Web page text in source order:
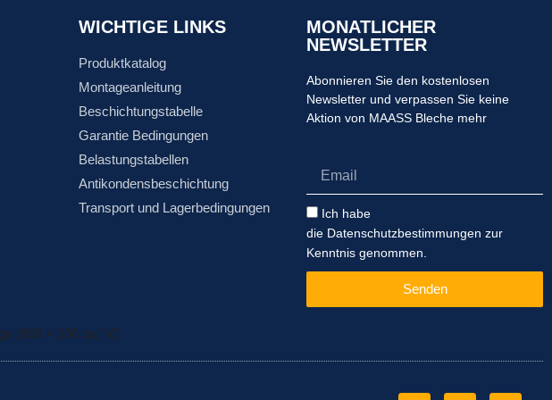
WICHTIGE LINKS
Produktkatalog
Montageanleitung
Beschichtungstabelle
Garantie Bedingungen
Belastungstabellen
Antikondensbeschichtung
Transport und Lagerbedingungen
MONATLICHER
NEWSLETTER
Abonnieren Sie den kostenlosen
Newsletter und verpassen Sie keine
Aktion von MAASS Bleche mehr
Email
Datenschutzbestimmungen
Ich habe
die Datenschutzbestimmungen zur
Kenntnis genommen.
Senden